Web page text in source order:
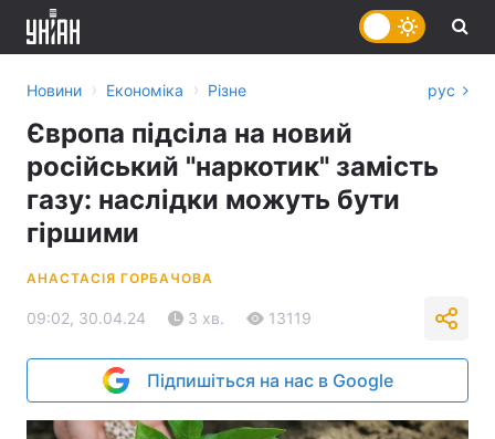
Новини › Економіка › Різне рус
Європа підсіла на новий
російський "наркотик" замість
газу: наслідки можуть бути
гіршими
АНАСТАСІЯ ГОРБАЧОВА
09:02, 30.04.24 3 хв. 13119
Підпишіться на нас в Google